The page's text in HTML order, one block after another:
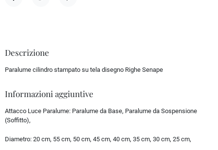
Descrizione
Paralume cilindro stampato su tela disegno Righe Senape
Informazioni aggiuntive
Attacco Luce Paralume: Paralume da Base, Paralume da Sospensione
(Soffitto),
Diametro: 20 cm, 55 cm, 50 cm, 45 cm, 40 cm, 35 cm, 30 cm, 25 cm,